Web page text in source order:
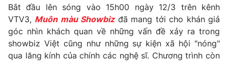
Thế giới đó đây
Câu chuyện quốc tế
Tài chính
Thị trường
Góc doanh nghiệp
Dữ liệu và đời sống
Truyền hình
Bắt đầu lên sóng vào 15h00 ngày 12/3 trên kênh
VTV3, Muôn màu Showbizđã mang tới cho khán giả
góc nhìn khách quan về những vấn đề xảy ra trong
showbiz Việt cũng như những sự kiện xã hội "nóng"
qua lăng kính của chính các nghệ sĩ. Chương trình còn